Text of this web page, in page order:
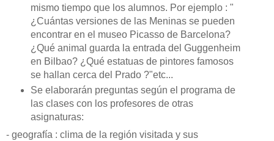
mismo tiempo que los alumnos. Por ejemplo : "
¿Cuántas versiones de las Meninas se pueden
encontrar en el museo Picasso de Barcelona?
¿Qué animal guarda la entrada del Guggenheim
en Bilbao? ¿Qué estatuas de pintores famosos
se hallan cerca del Prado ?"etc...
Se elaborarán preguntas según el programa de
las clases con los profesores de otras
asignaturas:
- geografía : clima de la región visitada y sus